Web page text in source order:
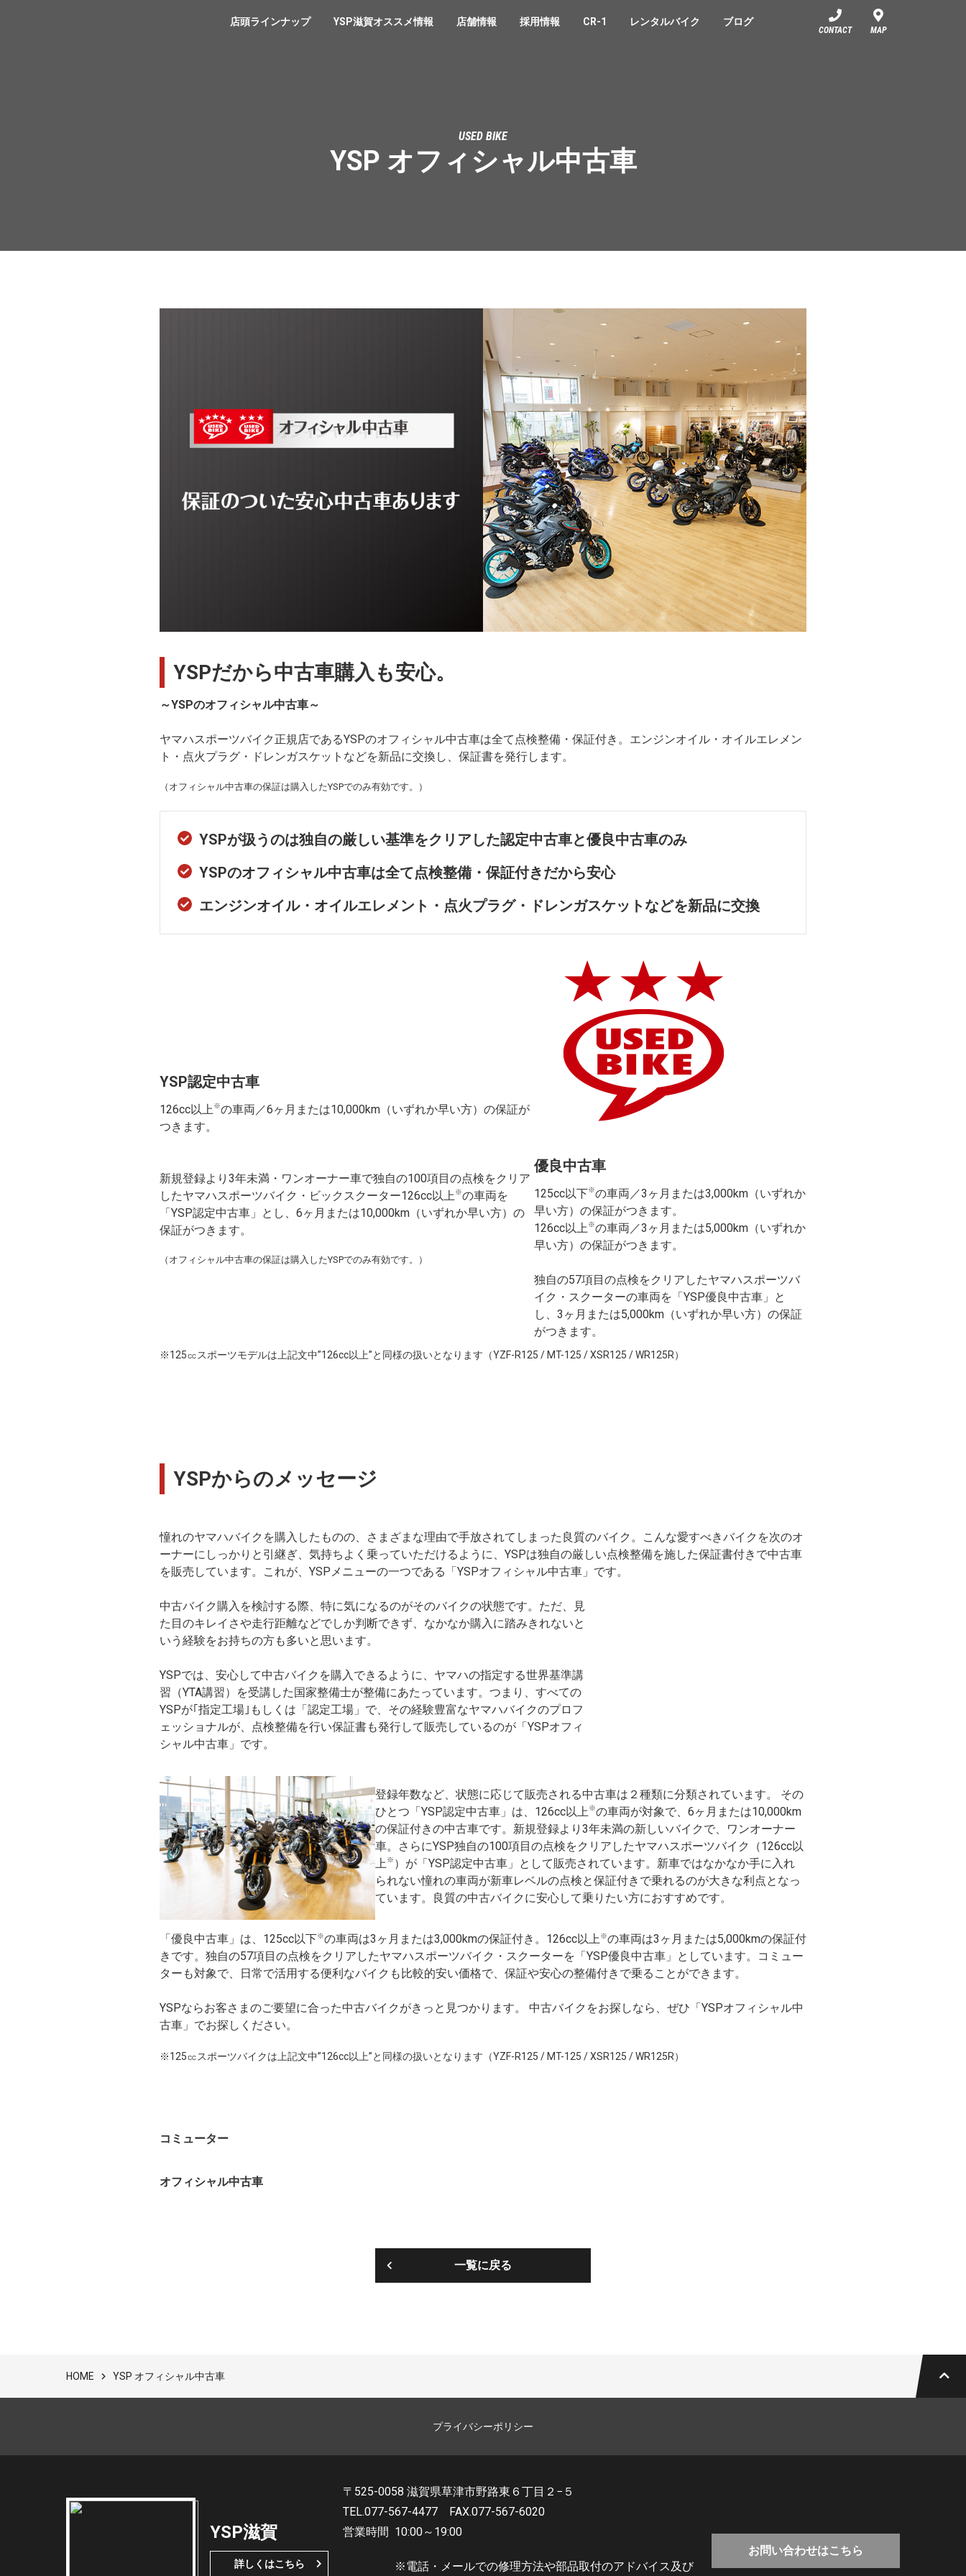
YSP滋賀店頭ラインナップ YSP滋賀オススメ情報 店舗情報 採用情報 CR-1 レンタルバイク ブログ
CONTACT MAP
USED BIKE
YSP オフィシャル中古車
YSPだから中古車購入も安心。
～YSPのオフィシャル中古車～
ヤマハスポーツバイク正規店であるYSPのオフィシャル中古車は全て点検整備・保証付き。エンジンオイル・オイルエレメン
ト・点火プラグ・ドレンガスケットなどを新品に交換し、保証書を発行します。
（オフィシャル中古車の保証は購入したYSPでのみ有効です。）
YSPが扱うのは独自の厳しい基準をクリアした認定中古車と優良中古車のみ
YSPのオフィシャル中古車は全て点検整備・保証付きだから安心
エンジンオイル・オイルエレメント・点火プラグ・ドレンガスケットなどを新品に交換
YSP認定中古車
126cc以上 ※の車両／6ヶ月または10,000km（いずれか早い方）の保証が
つきます。
新規登録より3年未満・ワンオーナー車で独自の100項目の点検をクリア
したヤマハスポーツバイク・ビックスクーター126cc以上 ※の車両を
「YSP認定中古車」とし、6ヶ月または10,000km（いずれか早い方）の
保証がつきます。
（オフィシャル中古車の保証は購入したYSPでのみ有効です。）
優良中古車
125cc以下※の車両／3ヶ月または3,000km（いずれか
早い方）の保証がつきます。
126cc以上 ※の車両／3ヶ月または5,000km（いずれか
早い方）の保証がつきます。
独自の57項目の点検をクリアしたヤマハスポーツバ
イク・スクーターの車両を「YSP優良中古車」と
し、3ヶ月または5,000km（いずれか早い方）の保証
がつきます。
※125㏄スポーツモデルは上記文中”126cc以上”と同様の扱いとなります（YZF-R125 / MT-125 / XSR125 / WR125R）
YSPからのメッセージ
憧れのヤマハバイクを購入したものの、さまざまな理由で手放されてしまった良質のバイク。こんな愛すべきバイクを次のオ
ーナーにしっかりと引継ぎ、気持ちよく乗っていただけるように、YSPは独自の厳しい点検整備を施した保証書付きで中古車
を販売しています。これが、YSPメニューの一つである「YSPオフィシャル中古車」です。
中古バイク購入を検討する際、特に気になるのがそのバイクの状態です。ただ、見
た目のキレイさや走行距離などでしか判断できず、なかなか購入に踏みきれないと
いう経験をお持ちの方も多いと思います。
YSPでは、安心して中古バイクを購入できるように、ヤマハの指定する世界基準講
習（YTA講習）を受講した国家整備士が整備にあたっています。つまり、すべての
YSPが｢指定工場｣もしくは「認定工場」で、その経験豊富なヤマハバイクのプロフ
ェッショナルが、点検整備を行い保証書も発行して販売しているのが「YSPオフィ
シャル中古車」です。
登録年数など、状態に応じて販売される中古車は２種類に分類されています。 その
ひとつ「YSP認定中古車」は、126cc以上 ※の車両が対象で、6ヶ月または10,000km
の保証付きの中古車です。新規登録より3年未満の新しいバイクで、ワンオーナー
車。さらにYSP独自の100項目の点検をクリアしたヤマハスポーツバイク（126cc以
上 ※ ）が「YSP認定中古車」として販売されています。新車ではなかなか手に入れ
られない憧れの車両が新車レベルの点検と保証付きで乗れるのが大きな利点となっ
ています。良質の中古バイクに安心して乗りたい方におすすめです。
「優良中古車」は、125cc以下※の車両は3ヶ月または3,000kmの保証付き。126cc以上※の車両は3ヶ月または5,000kmの保証付
きです。独自の57項目の点検をクリアしたヤマハスポーツバイク・スクーターを「YSP優良中古車」としています。コミュー
ターも対象で、日常で活用する便利なバイクも比較的安い価格で、保証や安心の整備付きで乗ることができます。
YSPならお客さまのご要望に合った中古バイクがきっと見つかります。 中古バイクをお探しなら、ぜひ「YSPオフィシャル中
古車」でお探しください。
※125㏄スポーツバイクは上記文中”126cc以上”と同様の扱いとなります（YZF-R125 / MT-125 / XSR125 / WR125R）
コミューター
オフィシャル中古車
一覧に戻る
HOME YSP オフィシャル中古車
プライバシーポリシー
YSP滋賀
詳しくはこちら
〒525-0058 滋賀県草津市野路東６丁目２−５
TEL.077-567-4477
FAX.077-567-6020
営業時間 10:00～19:00
※電話・メールでの修理方法や部品取付のアドバイス及び
お問い合わせはこちら